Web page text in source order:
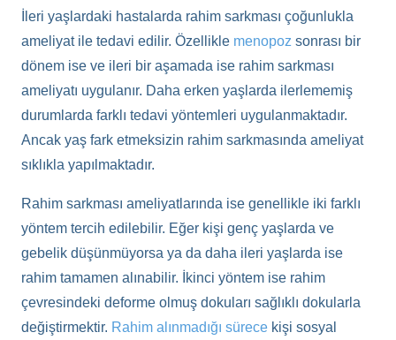
İleri yaşlardaki hastalarda rahim sarkması çoğunlukla
ameliyat ile tedavi edilir. Özellikle menopoz sonrası bir
dönem ise ve ileri bir aşamada ise rahim sarkması
ameliyatı uygulanır. Daha erken yaşlarda ilerlememiş
durumlarda farklı tedavi yöntemleri uygulanmaktadır.
Ancak yaş fark etmeksizin rahim sarkmasında ameliyat
sıklıkla yapılmaktadır.
Rahim sarkması ameliyatlarında ise genellikle iki farklı
yöntem tercih edilebilir. Eğer kişi genç yaşlarda ve
gebelik düşünmüyorsa ya da daha ileri yaşlarda ise
rahim tamamen alınabilir. İkinci yöntem ise rahim
çevresindeki deforme olmuş dokuları sağlıklı dokularla
değiştirmektir. Rahim alınmadığı sürece kişi sosyal